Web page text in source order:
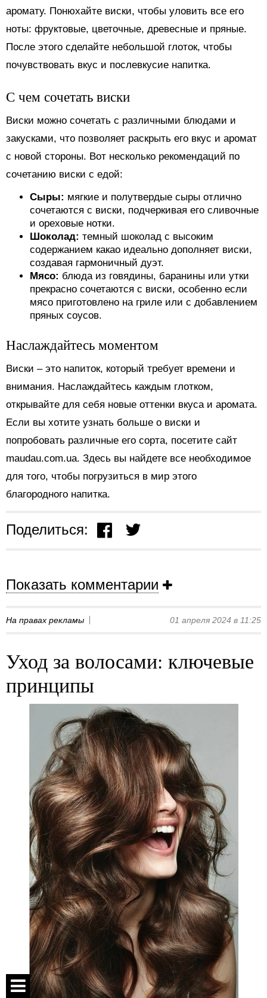
аромату. Понюхайте виски, чтобы уловить все его
ноты: фруктовые, цветочные, древесные и пряные.
После этого сделайте небольшой глоток, чтобы
почувствовать вкус и послевкусие напитка.
С чем сочетать виски
Виски можно сочетать с различными блюдами и
закусками, что позволяет раскрыть его вкус и аромат
с новой стороны. Вот несколько рекомендаций по
сочетанию виски с едой:
Сыры: мягкие и полутвердые сыры отлично
сочетаются с виски, подчеркивая его сливочные
и ореховые нотки.
Шоколад: темный шоколад с высоким
содержанием какао идеально дополняет виски,
создавая гармоничный дуэт.
Мясо: блюда из говядины, баранины или утки
прекрасно сочетаются с виски, особенно если
мясо приготовлено на гриле или с добавлением
пряных соусов.
Наслаждайтесь моментом
Виски – это напиток, который требует времени и
внимания. Наслаждайтесь каждым глотком,
открывайте для себя новые оттенки вкуса и аромата.
Если вы хотите узнать больше о виски и
попробовать различные его сорта, посетите сайт
maudau.com.ua. Здесь вы найдете все необходимое
для того, чтобы погрузиться в мир этого
благородного напитка.
Поделиться:
Показать комментарии
На правах рекламы 01 апреля 2024 в 11:25
Уход за волосами: ключевые
принципы